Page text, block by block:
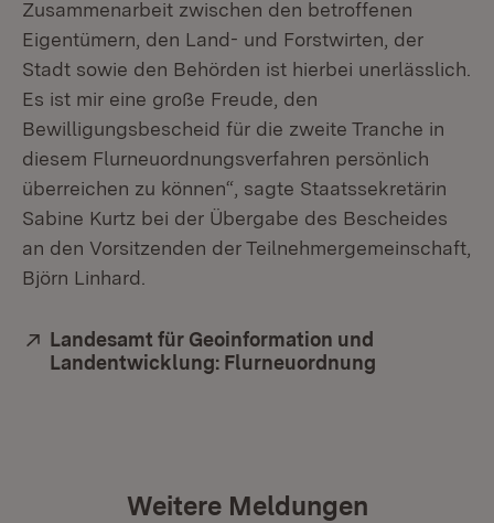
Zusammenarbeit zwischen den betroffenen
Eigentümern, den Land- und Forstwirten, der
Stadt sowie den Behörden ist hierbei unerlässlich.
Es ist mir eine große Freude, den
Bewilligungsbescheid für die zweite Tranche in
diesem Flurneuordnungsverfahren persönlich
überreichen zu können“, sagte Staatssekretärin
Sabine Kurtz bei der Übergabe des Bescheides
an den Vorsitzenden der Teilnehmergemeinschaft,
Björn Linhard.
Extern:
Landesamt für Geoinformation und
Landentwicklung: Flurneuordnung
Weitere Meldungen